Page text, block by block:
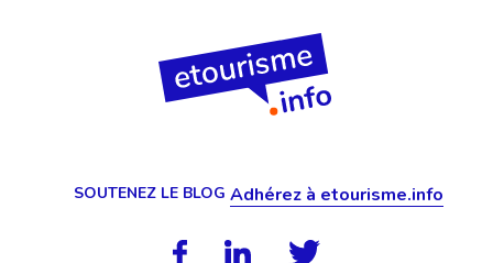
SOUTENEZ LE BLOG Adhérez à etourisme.info